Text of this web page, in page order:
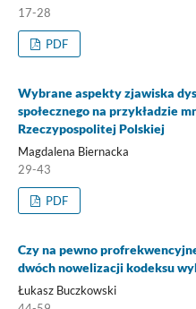
17-28
PDF
Wybrane aspekty zjawiska
społecznego na przykładzie
Rzeczypospolitej Polskiej
Magdalena Biernacka
29-43
PDF
Czy na pewno
dwóch nowelizacji kodeksu
Łukasz Buczkowski